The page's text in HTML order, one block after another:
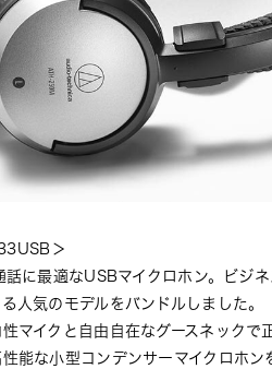
＞
に最適なUSBマイクロホン。ビジ
人気のモデルをバンドルしました。
マイクと自由自在なグースネックで
能な小型コンデンサーマイクロホ